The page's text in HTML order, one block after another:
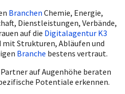
Branchen Chemie, Energie,
Dienstleistungen, Verbände,
auf die Digitalagentur K3
mit Strukturen, Abläufen und
Branche bestens vertraut.
auf Augenhöhe beraten
Potentiale erkennen.